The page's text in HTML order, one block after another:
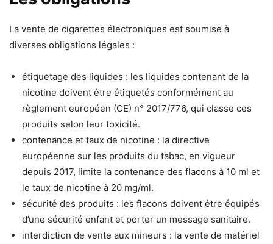
La vente de cigarettes électroniques est soumise à
diverses obligations légales :
étiquetage des liquides : les liquides contenant de la
nicotine doivent être étiquetés conformément au
règlement européen (CE) n° 2017/776, qui classe ces
produits selon leur toxicité.
contenance et taux de nicotine : la directive
européenne sur les produits du tabac, en vigueur
depuis 2017, limite la contenance des flacons à 10 ml et
le taux de nicotine à 20 mg/ml.
sécurité des produits : les flacons doivent être équipés
d’une sécurité enfant et porter un message sanitaire.
interdiction de vente aux mineurs : la vente de matériel